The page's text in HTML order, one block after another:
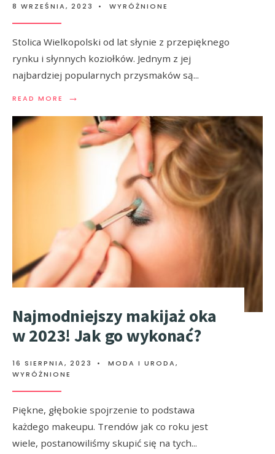
8 WRZEŚNIA, 2023 • WYRÓŻNIONE
Stolica Wielkopolski od lat słynie z przepięknego
rynku i słynnych koziołków. Jednym z jej
najbardziej popularnych przysmaków są...
READ MORE →
Najmodniejszy makijaż oka
w 2023! Jak go wykonać?
16 SIERPNIA, 2023 • MODA I URODA,
WYRÓŻNIONE
Piękne, głębokie spojrzenie to podstawa
każdego makeupu. Trendów jak co roku jest
wiele, postanowiliśmy skupić się na tych...